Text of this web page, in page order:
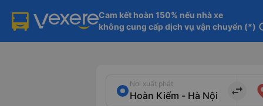
Cam kết hoàn 150% nếu nhà xe
không cung cấp dịch vụ vận chuyển (*)
Nơi xuất phát
import_export